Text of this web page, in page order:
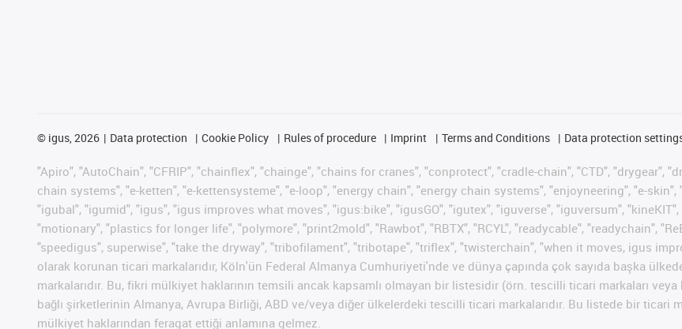
© igus, 2026 Data protection Cookie Policy Rules of procedure Imprint Terms and Conditions Data protection
"Apiro", "AutoChain", "CFRIP", "chainflex", "chainge", "chains for cranes", "conprotect", "cradle-chain", "CTD", "drygear",
chain systems", "e-ketten", "e-kettensysteme", "e-loop", "energy chain", "energy chain systems", "enjoyneering", "e-
"igubal", "igumid", "igus", "igus improves what moves", "igus:bike", "igusGO", "igutex", "iguverse", "iguversum",
"motionary", "plastics for longer life", "polymore", "print2mold", "Rawbot", "RBTX", "RCYL", "readycable", "readychain",
"speedigus", superwise", "take the dryway", "tribofilament", "tribotape", "triflex", "twisterchain", "when it moves, igus
olarak korunan ticari markalarıdır, Köln'ün Federal Almanya Cumhuriyeti'nde ve dünya çapında çok sayıda başka
markalarıdır. Bu, fikri mülkiyet haklarının temsili ancak kapsamlı olmayan bir listesidir (örn. tescilli ticari markaları
bağlı şirketlerinin Almanya, Avrupa Birliği, ABD ve/veya diğer ülkelerdeki tescilli ticari markalarıdır. Bu listede bir ticari
mülkiyet haklarından feragat ettiği anlamına gelmez.